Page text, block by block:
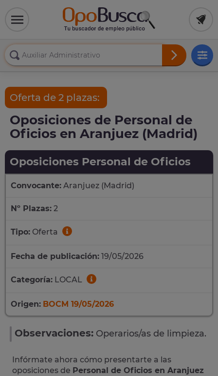
Oferta de 2 plazas:
Oposiciones de Personal de
Oficios en Aranjuez (Madrid)
Oposiciones Personal de Oficios
Convocante: Aranjuez (Madrid)
Nº Plazas: 2
Tipo: Oferta
Fecha de publicación: 19/05/2026
Categoría: LOCAL
Origen: BOCM 19/05/2026
Observaciones: Operarios/as de limpieza.
Infórmate ahora cómo presentarte a las
oposiciones de Personal de Oficios en Aranjuez